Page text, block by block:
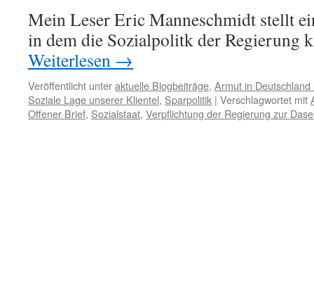
Mein Leser Eric Manneschmidt stellt
in dem die Sozialpolitk der Regierung
Weiterlesen →
Veröffentlicht unteraktuelle Blogbeiträge, Armut in
Soziale Lage unserer Klientel, Sparpolitik | Verschlagwortet mit
Offener Brief, Sozialstaat, Verpflichtung der Regierung zur